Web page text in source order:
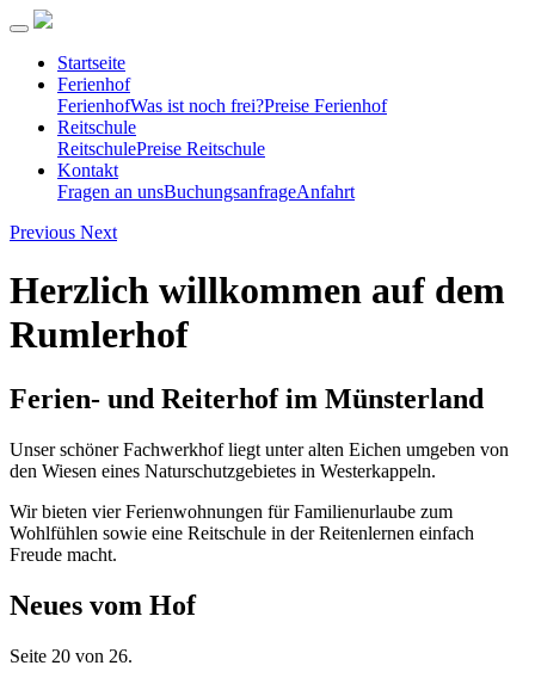
Startseite
Ferienhof
FerienhofWas ist noch frei?Preise Ferienhof
Reitschule
ReitschulePreise Reitschule
Kontakt
Fragen an unsBuchungsanfrageAnfahrt
Previous Next
Herzlich willkommen auf dem
Rumlerhof
Ferien- und Reiterhof im Münsterland
Unser schöner Fachwerkhof liegt unter alten Eichen umgeben von
den Wiesen eines Naturschutzgebietes in Westerkappeln.
Wir bieten vier Ferienwohnungen für Familienurlaube zum
Wohlfühlen sowie eine Reitschule in der Reitenlernen einfach
Freude macht.
Neues vom Hof
Seite 20 von 26.